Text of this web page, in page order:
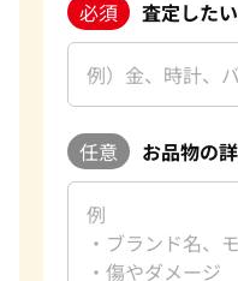
必須 査定した
任意 お品物の